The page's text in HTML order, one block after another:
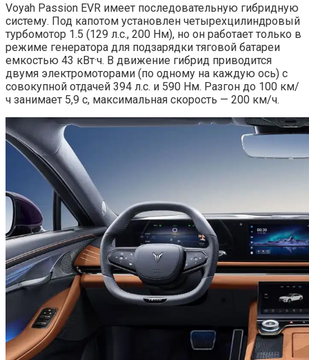
Voyah Passion EVR имеет последовательную гибридную
систему. Под капотом установлен четырехцилиндровый
турбомотор 1.5 (129 л.с., 200 Нм), но он работает только в
режиме генератора для подзарядки тяговой батареи
емкостью 43 кВт·ч. В движение гибрид приводится
двумя электромоторами (по одному на каждую ось) с
совокупной отдачей 394 л.с. и 590 Нм. Разгон до 100 км/
ч занимает 5,9 с, максимальная скорость — 200 км/ч.